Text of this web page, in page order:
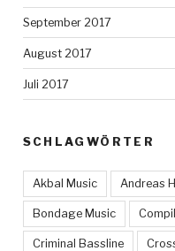
September 2017
August 2017
Juli 2017
SCHLAGWÖRTER
Akbal Music Andreas
Bondage Music
Criminal Bassline